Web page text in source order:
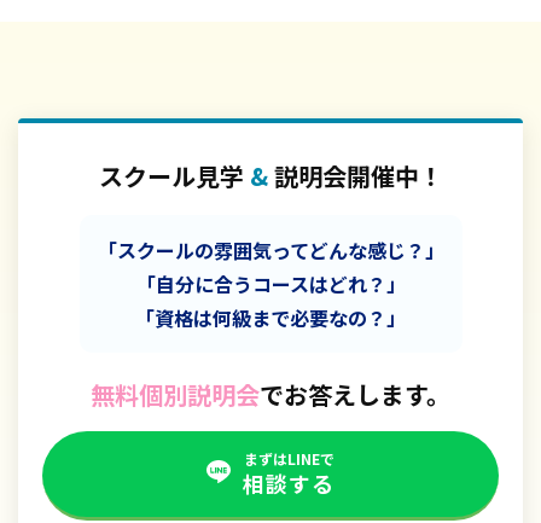
スクール見学 &説明会開催中！
「スクールの雰囲気ってどんな感じ？」
「自分に合うコースはどれ？」
「資格は何級まで必要なの？」
無料個別説明会でお答えします。
まずはLINEで
相談する